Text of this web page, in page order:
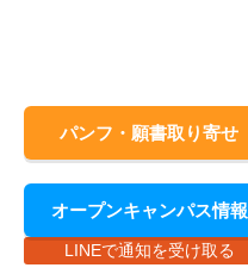
パンフ・願書取り寄せ
オープンキャンパス情報
LINEで通知を受け取る